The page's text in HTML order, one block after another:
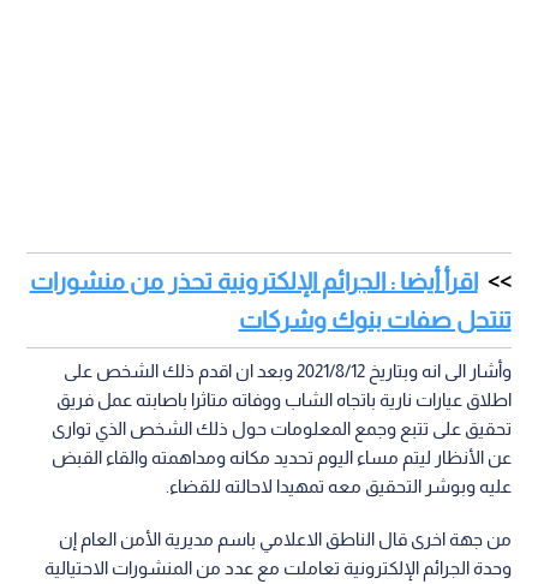
اقرأ أيضا : الجرائم الإلكترونية تحذر من منشورات
تنتحل صفات بنوك وشركات
وأشار الى انه وبتاريخ 2021/8/12 وبعد ان اقدم ذلك الشخص على
اطلاق عيارات نارية باتجاه الشاب ووفاته متاثرا باصابته عمل فريق
تحقيق على تتبع وجمع المعلومات حول ذلك الشخص الذي توارى
عن الأنظار ليتم مساء اليوم تحديد مكانه ومداهمته والقاء القبض
عليه وبوشر التحقيق معه تمهيدا لاحالته للقضاء.
من جهة اخرى قال الناطق الاعلامي باسم مديرية الأمن العام إن
وحدة الجرائم الإلكترونية تعاملت مع عدد من المنشورات الاحتيالية